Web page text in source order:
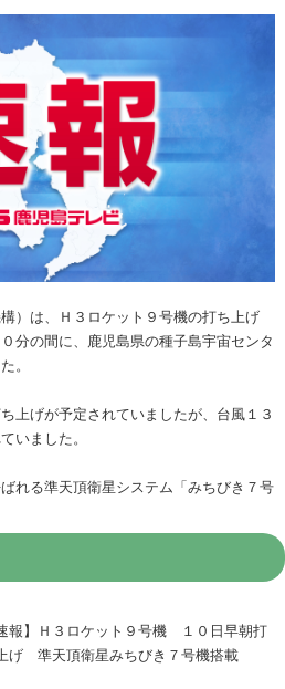
）は、Ｈ３ロケット９号機の打ち上げ
分の間に、鹿児島県の種子島宇宙センタ
。
上げが予定されていましたが、台風１３
いました。
れる準天頂衛星システム「みちびき７号
報】Ｈ３ロケット９号機 １０日早朝打
げ 準天頂衛星みちびき７号機搭載